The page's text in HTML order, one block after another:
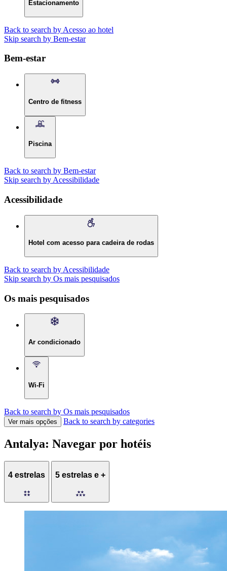
Estacionamento
Back to search by Acesso ao hotel
Skip search by Bem-estar
Bem-estar
Centro de fitness
Piscina
Back to search by Bem-estar
Skip search by Acessibilidade
Acessibilidade
Hotel com acesso para cadeira de rodas
Back to search by Acessibilidade
Skip search by Os mais pesquisados
Os mais pesquisados
Ar condicionado
Wi-Fi
Back to search by Os mais pesquisados
Ver mais opções Back to search by categories
Antalya: Navegar por hotéis
4 estrelas 5 estrelas e +